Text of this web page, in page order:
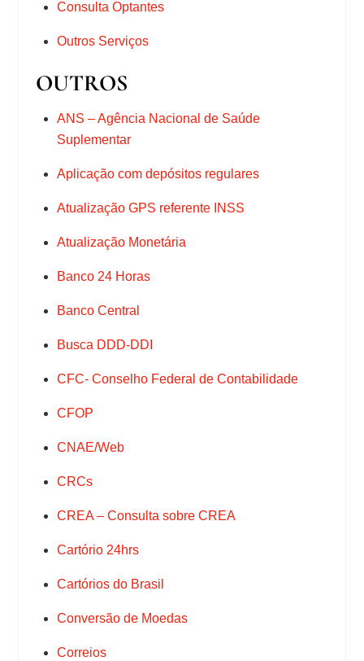
Consulta Optantes
Outros Serviços
OUTROS
ANS – Agência Nacional de Saúde
Suplementar
Aplicação com depósitos regulares
Atualização GPS referente INSS
Atualização Monetária
Banco 24 Horas
Banco Central
Busca DDD-DDI
CFC- Conselho Federal de Contabilidade
CFOP
CNAE/Web
CRCs
CREA – Consulta sobre CREA
Cartório 24hrs
Cartórios do Brasil
Conversão de Moedas
Correios